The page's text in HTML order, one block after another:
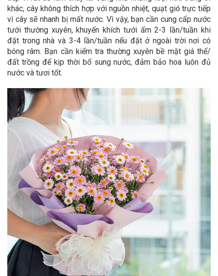
khác, cây không thích hợp với nguồn nhiệt, quạt gió trực tiếp
vì cây sẽ nhanh bị mất nước. Vì vậy, bạn cần cung cấp nước
tưới thường xuyên, khuyến khích tưới ẩm 2-3 lần/tuần khi
đặt trong nhà và 3-4 lần/tuần nếu đặt ở ngoài trời nơi có
bóng râm. Bạn cần kiểm tra thường xuyên bề mặt giá thể/
đất trồng để kịp thời bổ sung nước, đảm bảo hoa luôn đủ
nước và tươi tốt.